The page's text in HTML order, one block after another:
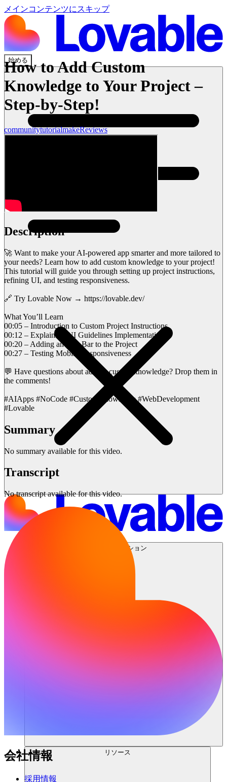
メインコンテンツにスキップ
始める
ソリューション
リソース
How to Add Custom
Knowledge to Your Project –
Step-by-Step!
communitytutorialmakeReviews
Description
🚀 Want to make your AI-powered app smarter and more tailored to
your needs? Learn how to add custom knowledge to your project!
This tutorial will guide you through setting up project instructions,
refining UI, and testing responsiveness.
🔗 Try Lovable Now → https://lovable.dev/
What You’ll Learn
00:05 – Introduction to Custom Project Instructions
00:12 – Explaining UI Guidelines Implementation
00:20 – Adding an App Bar to the Project
00:27 – Testing Mobile Responsiveness
💬 Have questions about adding custom knowledge? Drop them in
the comments!
#AIApps #NoCode #CustomKnowledge #WebDevelopment
#Lovable
Summary
No summary available for this video.
Transcript
No transcript available for this video.
会社情報
採用情報